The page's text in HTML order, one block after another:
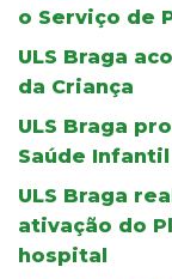
o Serviço de
ULS Braga
da Criança
ULS Braga
Saúde
ULS Braga
ativação do
hospital